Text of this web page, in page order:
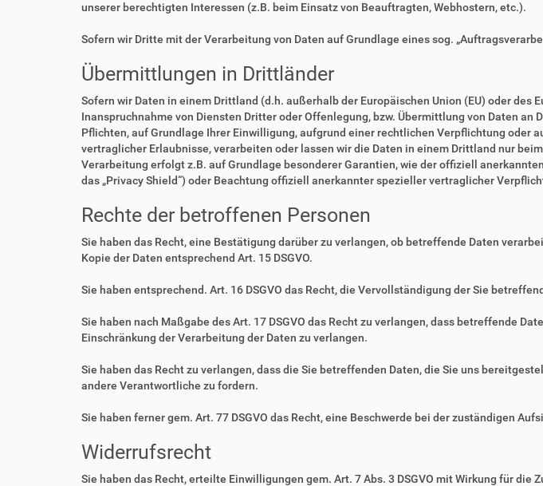
unserer berechtigten Interessen (z.B. beim Einsatz von Beauftragten, Webhostern, etc.).
Sofern wir Dritte mit der Verarbeitung von Daten auf Grundlage eines sog.
Übermittlungen in Drittländer
Sofern wir Daten in einem Drittland (d.h. außerhalb der Europäischen Union (EU) oder
Inanspruchnahme von Diensten Dritter oder Offenlegung, bzw. Übermittlung von Daten
Pflichten, auf Grundlage Ihrer Einwilligung, aufgrund einer rechtlichen Verpflichtung
vertraglicher Erlaubnisse, verarbeiten oder lassen wir die Daten in einem Drittland nur
Verarbeitung erfolgt z.B. auf Grundlage besonderer Garantien, wie der offiziell
das „Privacy Shield“) oder Beachtung offiziell anerkannter spezieller vertraglicher
Rechte der betroffenen Personen
Sie haben das Recht, eine Bestätigung darüber zu verlangen, ob betreffende Daten
Kopie der Daten entsprechend Art. 15 DSGVO.
Sie haben entsprechend. Art. 16 DSGVO das Recht, die Vervollständigung der Sie
Sie haben nach Maßgabe des Art. 17 DSGVO das Recht zu verlangen, dass betreffende
Einschränkung der Verarbeitung der Daten zu verlangen.
Sie haben das Recht zu verlangen, dass die Sie betreffenden Daten, die Sie uns
andere Verantwortliche zu fordern.
Sie haben ferner gem. Art. 77 DSGVO das Recht, eine Beschwerde bei der zuständigen
Widerrufsrecht
Sie haben das Recht, erteilte Einwilligungen gem. Art. 7 Abs. 3 DSGVO mit Wirkung für die